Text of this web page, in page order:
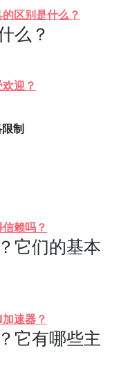
区别是什么？
么？
迎？
制
赖吗？
它们的基本
速器？
它有哪些主